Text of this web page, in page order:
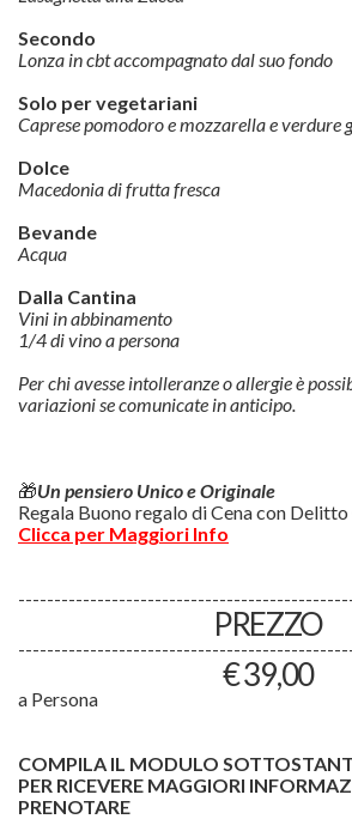
Secondo
Lonza in cbt accompagnato dal suo fondo
Solo per vegetariani
Caprese pomodoro e mozzarella e verdure
Dolce
Macedonia di frutta fresca
Bevande
Acqua
Dalla Cantina
Vini in abbinamento
1/4 di vino a persona
Per chi avesse intolleranze o allergie è
variazioni se comunicate in anticipo.
🎁Un pensiero Unico e Originale
Regala Buono regalo di Cena con
Clicca per Maggiori Info
PREZZO
€ 39,00
a Persona
COMPILA IL MODULO
PER RICEVERE MAGGIORI
PRENOTARE